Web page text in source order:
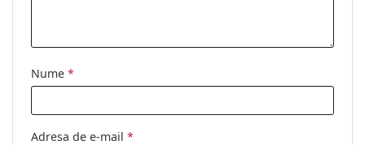
Brand:
Esprit
Cod:
ET17447N 535 53
Nume *
Adresa de e-mail *